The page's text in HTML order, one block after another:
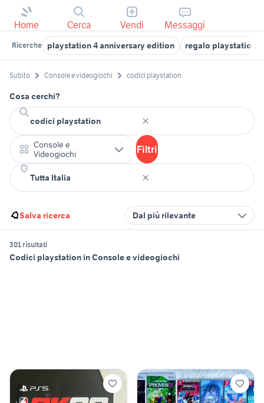
Home Cerca Vendi Messaggi
Ricerche playstation 4 anniversary edition regalo playstation
Subito Console e videogiochi codici playstation
Cosa cerchi?
Console e
Videogiochi
Filtri
Salva ricerca Dal più rilevante
301 risultati
Codici playstation in Console e videogiochi